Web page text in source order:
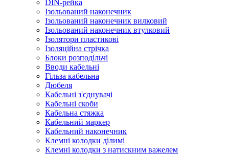
DIN-рейка
Ізольований наконечник
Ізольований наконечник вилковий
Ізольований наконечник втулковий
Ізолятори пластикові
Ізоляційна стрічка
Блоки розподільчі
Вводи кабельні
Гільза кабельна
Дюбеля
Кабельнi з'єднувачi
Кабельні скоби
Кабельна стяжка
Кабельний маркер
Кабельний наконечник
Клемні колодки ділимі
Клемні колодки з натискним важелем